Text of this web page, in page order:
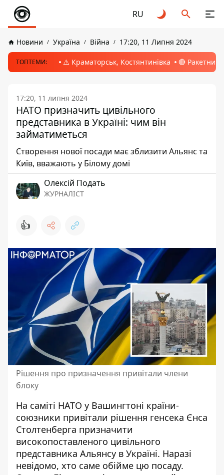
RU
Новини Україна Війна 17:20, 11 Липня 2024
ТОПТЕМИ: ⚠️ Краматорськ, Костянтинівка 🔴 Ракетний
17:20, 11 липня 2024
НАТО призначить цивільного
представника в Україні: чим він
займатиметься
Створення нової посади має зблизити Альянс та
Київ, вважають у Білому домі
Олексій Подать
ЖУРНАЛІСТ
👍
Рішення про призначення привітали члени
блоку
На саміті НАТО у Вашингтоні країни-
союзники привітали рішення генсека Єнса
Столтенберга призначити
високопоставленого цивільного
представника Альянсу в Україні. Наразі
невідомо, хто саме обійме цю посаду.